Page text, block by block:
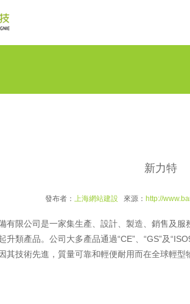
新力特
發布者： 上海網站建設 來源： http://
有限公司是一家集生產、設計、製造、銷售及
升類產品。公司大多產品通過“CE”、“GS”及
其技術先進，質量可靠和輕便耐用而在全球輕